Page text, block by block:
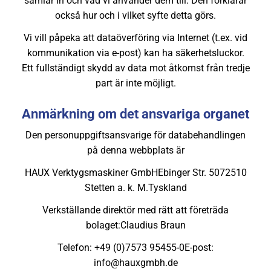
också hur och i vilket syfte detta görs.
Vi vill påpeka att dataöverföring via Internet (t.ex. vid
kommunikation via e-post) kan ha säkerhetsluckor.
Ett fullständigt skydd av data mot åtkomst från tredje
part är inte möjligt.
Anmärkning om det ansvariga organet
Den personuppgiftsansvarige för databehandlingen
på denna webbplats är
HAUX Verktygsmaskiner GmbHEbinger Str. 5072510
Stetten a. k. M.Tyskland
Verkställande direktör med rätt att företräda
bolaget:Claudius Braun
Telefon: +49 (0)7573 95455-0E-post:
info@hauxgmbh.de